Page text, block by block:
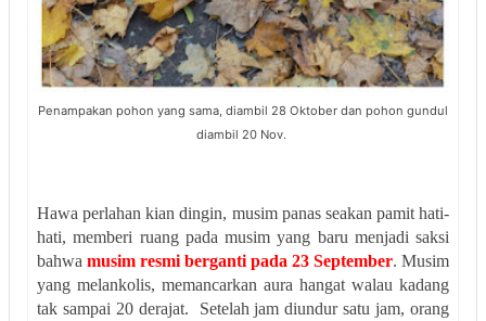
Penampakan pohon yang sama, diambil 28 Oktober dan pohon gundul
diambil 20 Nov.
Hawa perlahan kian dingin, musim panas seakan pamit hati-
hati, memberi ruang pada musim yang baru menjadi saksi
bahwa musim resmi berganti pada 23 September. Musim
yang melankolis, memancarkan aura hangat walau kadang
tak sampai 20 derajat. Setelah jam diundur satu jam, orang